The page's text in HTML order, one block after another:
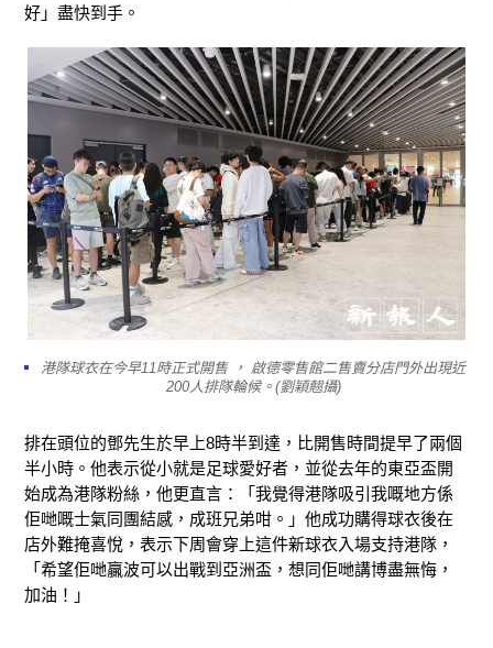
好」盡快到手。
港隊球衣在今早11時正式開售 ， 啟德零售館二售賣分店門外出現近
200人排隊輪候。(劉穎翹攝)
排在頭位的鄧先生於早上8時半到達，比開售時間提早了兩個
半小時。他表示從小就是足球愛好者，並從去年的東亞盃開
始成為港隊粉絲，他更直言：「我覺得港隊吸引我嘅地方係
佢哋嘅士氣同團結感，成班兄弟咁。」他成功購得球衣後在
店外難掩喜悅，表示下周會穿上這件新球衣入場支持港隊，
「希望佢哋贏波可以出戰到亞洲盃，想同佢哋講博盡無悔，
加油！」